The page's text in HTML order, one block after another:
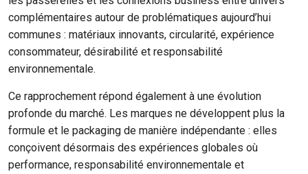
complémentaires autour de problématiques aujourd’hui
communes : matériaux innovants, circularité, expérience
consommateur, désirabilité et responsabilité
environnementale.
Ce rapprochement répond également à une évolution
profonde du marché. Les marques ne développent plus la
formule et le packaging de manière indépendante : elles
conçoivent désormais des expériences globales où
performance, responsabilité environnementale et